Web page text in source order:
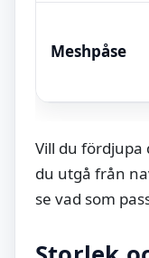
Meshpåse
Vill du fördjupa
du utgå från
se vad som